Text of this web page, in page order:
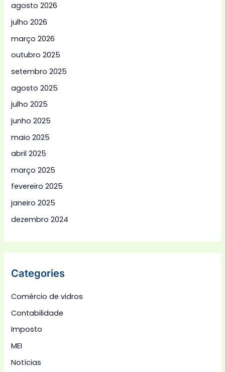
agosto 2026
julho 2026
março 2026
outubro 2025
setembro 2025
agosto 2025
julho 2025
junho 2025
maio 2025
abril 2025
março 2025
fevereiro 2025
janeiro 2025
dezembro 2024
Categories
Comércio de vidros
Contabilidade
Imposto
MEI
Notícias